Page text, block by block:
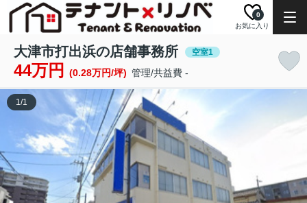
お気に入り
0
大津市打出浜の店舗事務所 空室1
44万円 (0.28万円/坪) 管理/共益費 -
1/1